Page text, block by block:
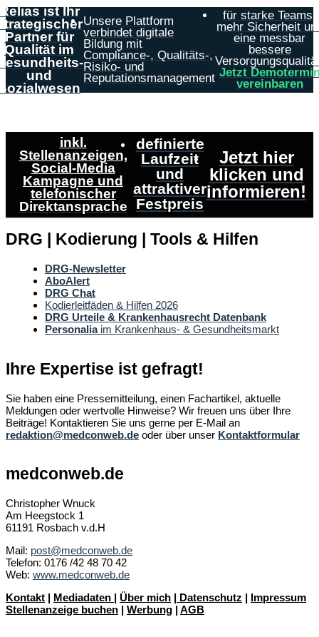
ist Ihr
Partner für
Qualität im
und
Unsere Plattform
verbindet digitale
Bildung mit
Compliance-, Qualitäts-,
Risiko- und
Reputationsmanagement
für starke Teams,
mehr Sicherheit
eine messbar
bessere
Jetzt
vereinbaren
inkl.
Stellenanzeigen,
Social-Media
Kampagne und
telefonischer
Direktansprache
definierte
Laufzeit
und
attraktiver
Festpreis
Jetzt hier
klicken und
informieren!
DRG | Kodierung | Tools & Hilfen
DRG-Newsletter
AboAlert
DRG Chat
Kodierleitfäden & Hilfen 2026
DRG Urteile & Krankenhausrecht Datenbank
Personaliaim Krankenhaus- & Gesundheitsmarkt
Ihre Expertise ist gefragt!
Sie haben eine Pressemitteilung, einen Fachartikel, aktuelle
Meldungen oder wertvolle Hinweise? Wir freuen uns über Ihre
Beiträge! Kontaktieren Sie uns gerne per E-Mail an
redaktion@medconweb.de oder über unser Kontaktformular
medconweb.de
Christopher Wnuck
Am Heegstock 1
61191 Rosbach v.d.H
Mail: post@medconweb.de
Telefon: 0176 /42 48 70 42
Web: www.medconweb.de
Kontakt | Mediadaten | Über mich | Datenschutz | Impressum
Stellenanzeige buchen | Werbung | AGB